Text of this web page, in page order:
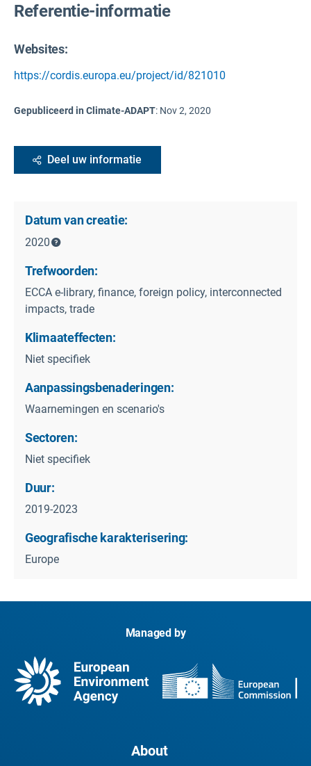
Referentie-informatie
Websites:
https://cordis.europa.eu/project/id/821010
Gepubliceerd in Climate-ADAPT: Nov 2, 2020
Deel uw informatie
Datum van creatie:
2020
Trefwoorden:
ECCA e-library, finance, foreign policy, interconnected
impacts, trade
Klimaateffecten:
Niet specifiek
Aanpassingsbenaderingen:
Waarnemingen en scenario's
Sectoren:
Niet specifiek
Duur:
2019-2023
Geografische karakterisering:
Europe
Managed by
About